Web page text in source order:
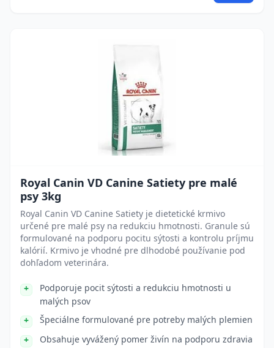
Royal Canin VD Canine Satiety pre malé
psy 3kg
Royal Canin VD Canine Satiety je dietetické krmivo
určené pre malé psy na redukciu hmotnosti. Granule sú
formulované na podporu pocitu sýtosti a kontrolu príjmu
kalórií. Krmivo je vhodné pre dlhodobé používanie pod
dohľadom veterinára.
Podporuje pocit sýtosti a redukciu hmotnosti u
malých psov
Špeciálne formulované pre potreby malých plemien
Obsahuje vyvážený pomer živín na podporu zdravia